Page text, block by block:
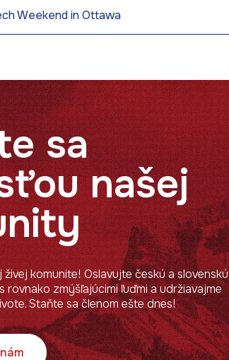
Weekend in Ottawa
sa
našej
živej komunite! Oslavujte českú a slovenskú
rovnako zmýšľajúcimi ľuďmi a udržiavajme
Staňte sa členom ešte dnes!